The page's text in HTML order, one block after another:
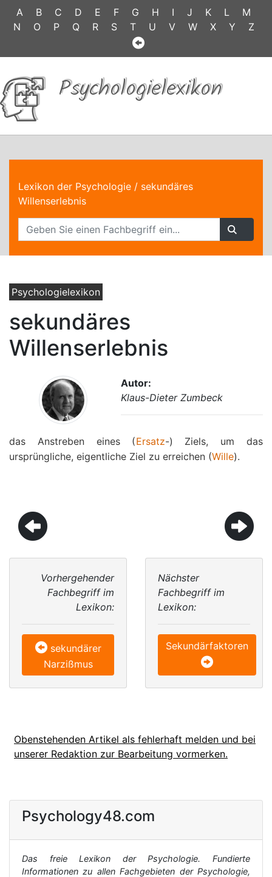
A B C D E F G H I J K L
M
N
O P Q R S T U V W X Y Z
Psychologielexikon
Lexikon der Psychologie / sekundäres
Willenserlebnis
Psychologielexikon
sekundäres
Willenserlebnis
Autor:
Klaus-Dieter Zumbeck
das Anstreben eines (Ersatz-) Ziels, um das
ursprüngliche, eigentliche Ziel zu erreichen (Wille).
Vorhergehender
Fachbegriff im
Lexikon:
sekundärer
Narzißmus
Nächster
Fachbegriff im
Lexikon:
Sekundärfaktoren
Obenstehenden Artikel als fehlerhaft melden und bei
unserer Redaktion zur Bearbeitung vormerken.
Psychology48.com
Das freie Lexikon der Psychologie. Fundierte
Informationen zu allen Fachgebieten der Psychologie,